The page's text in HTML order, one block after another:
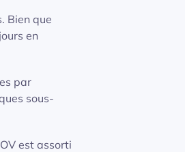
Bien que
en
par
sous-
est assorti